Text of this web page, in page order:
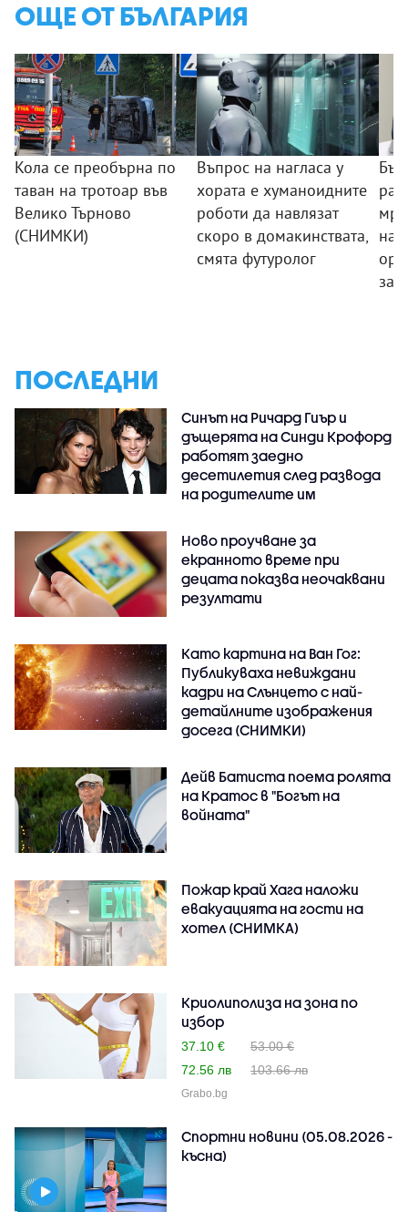
ОЩЕ ОТ БЪЛГАРИЯ
Кола се преобърна по
таван на тротоар във
Велико Търново
(СНИМКИ)
Въпрос на нагласа у
хората е хуманоидните
роботи да навлязат
скоро в домакинствата,
смята футуролог
ПОСЛЕДНИ
Синът на Ричард Гиър и
дъщерята на Синди Крофорд
работят заедно
десетилетия след развода
на родителите им
Ново проучване за
екранното време при
децата показва неочаквани
резултати
Като картина на Ван Гог:
Публикуваха невиждани
кадри на Слънцето с най-
детайлните изображения
досега (СНИМКИ)
Дейв Батиста поема ролята
на Кратос в "Богът на
войната"
Пожар край Хага наложи
евакуацията на гости на
хотел (СНИМКА)
Криолиполиза на зона по
избор
37.10 €
53.00 €
72.56 лв
103.66 лв
Grabo.bg
Спортни новини (05.08.2026 -
късна)